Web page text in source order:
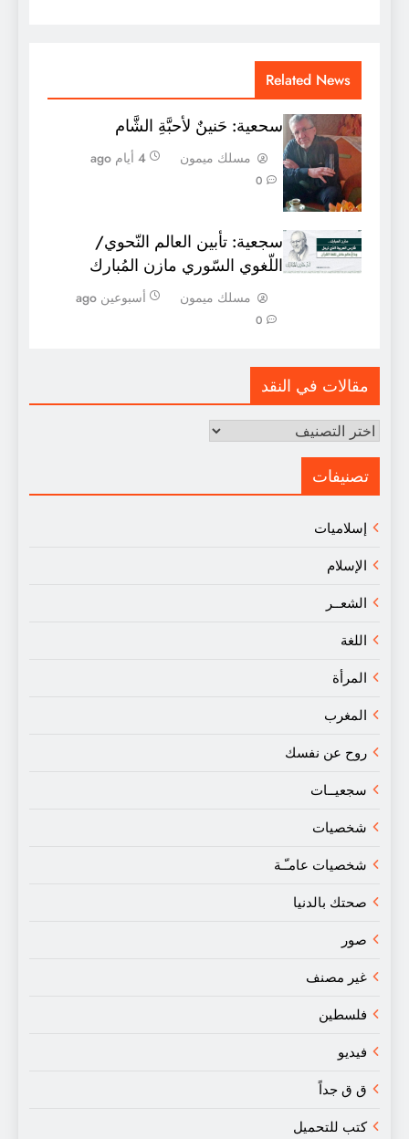
Related News
سحعية: حَنينٌ لأحبَّةِ الشَّام
مسلك ميمون 4 أيام ago
0
سجعية: تأبين العالم النّحوي/
اللّغوي السّوري مازن المُبارك
مسلك ميمون أسبوعين ago
0
مقالات في النقد
مقالات
النقد
تصنيفات
إسلاميات
الإسلام
الشعــر
اللغة
المرأة
المغرب
روح عن نفسك
سجعيــات
شخصيات
شخصيات عامـّـة
صحتك بالدنيا
صور
غير مصنف
فلسطين
فيديو
ق ق جداً
كتب للتحميل